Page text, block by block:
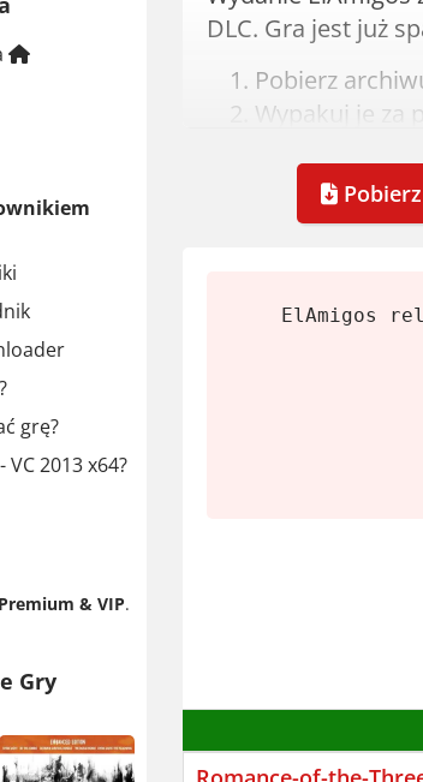
DLC. Gra jest już
Pobierz
Wypakuj je za
Uruchom
Crack dodaje
Wymagania
Karta
ElAmigos
grę?
2013 x64?
Premium & VIP.
Gry